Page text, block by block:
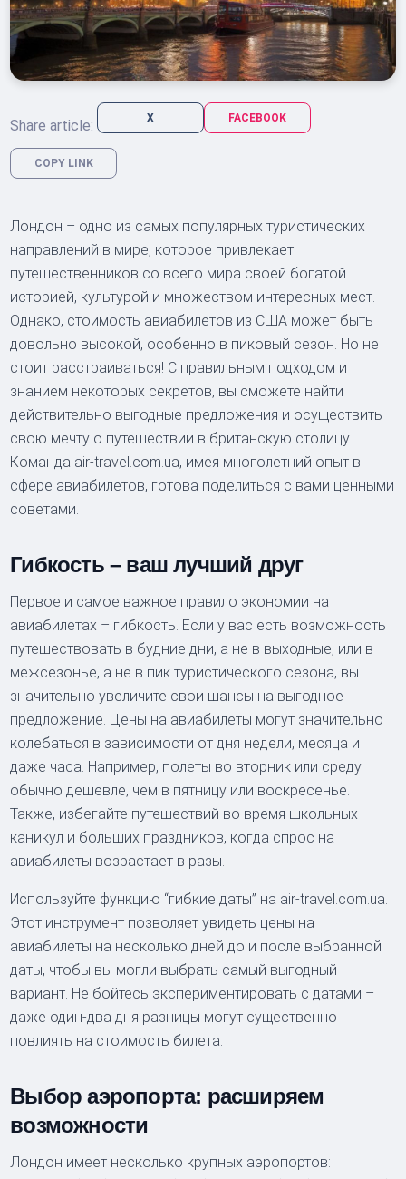
Share article: X FACEBOOK
COPY LINK
Лондон – одно из самых популярных туристических
направлений в мире, которое привлекает
путешественников со всего мира своей богатой
историей, культурой и множеством интересных мест.
Однако, стоимость авиабилетов из США может быть
довольно высокой, особенно в пиковый сезон. Но не
стоит расстраиваться! С правильным подходом и
знанием некоторых секретов, вы сможете найти
действительно выгодные предложения и осуществить
свою мечту о путешествии в британскую столицу.
Команда air-travel.com.ua, имея многолетний опыт в
сфере авиабилетов, готова поделиться с вами ценными
советами.
Гибкость – ваш лучший друг
Первое и самое важное правило экономии на
авиабилетах – гибкость. Если у вас есть возможность
путешествовать в будние дни, а не в выходные, или в
межсезонье, а не в пик туристического сезона, вы
значительно увеличите свои шансы на выгодное
предложение. Цены на авиабилеты могут значительно
колебаться в зависимости от дня недели, месяца и
даже часа. Например, полеты во вторник или среду
обычно дешевле, чем в пятницу или воскресенье.
Также, избегайте путешествий во время школьных
каникул и больших праздников, когда спрос на
авиабилеты возрастает в разы.
Используйте функцию “гибкие даты” на air-travel.com.ua.
Этот инструмент позволяет увидеть цены на
авиабилеты на несколько дней до и после выбранной
даты, чтобы вы могли выбрать самый выгодный
вариант. Не бойтесь экспериментировать с датами –
даже один-два дня разницы могут существенно
повлиять на стоимость билета.
Выбор аэропорта: расширяем
возможности
Лондон имеет несколько крупных аэропортов: